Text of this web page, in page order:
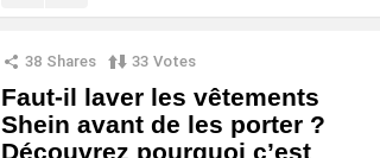
38 Shares 33 Votes
Faut-il laver les vêtements
Shein avant de les porter ?
Découvrez pourquoi c’est